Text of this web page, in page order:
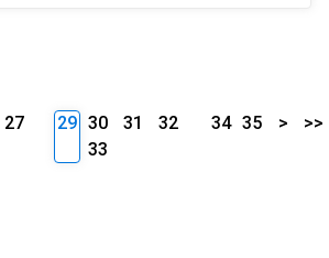
27
29 30 31
32
33
34 35 > >>